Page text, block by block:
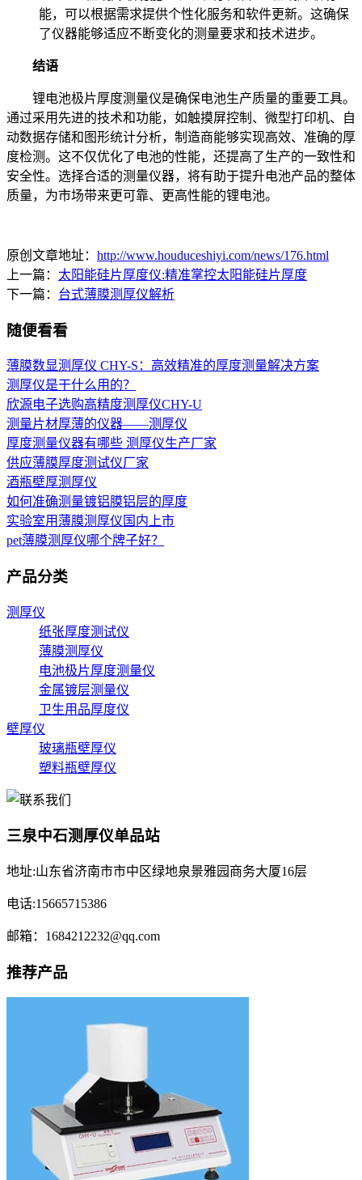
能，可以根据需求提供个性化服务和软件更新。这确保
了仪器能够适应不断变化的测量要求和技术进步。
结语
锂电池极片厚度测量仪是确保电池生产质量的重要工具。
通过采用先进的技术和功能，如触摸屏控制、微型打印机、自
动数据存储和图形统计分析，制造商能够实现高效、准确的厚
度检测。这不仅优化了电池的性能，还提高了生产的一致性和
安全性。选择合适的测量仪器，将有助于提升电池产品的整体
质量，为市场带来更可靠、更高性能的锂电池。
原创文章地址： http://www.houduceshiyi.com/news/176.html
上一篇： 太阳能硅片厚度仪:精准掌控太阳能硅片厚度
下一篇： 台式薄膜测厚仪解析
随便看看
薄膜数显测厚仪 CHY-S：高效精准的厚度测量解决方案
测厚仪是干什么用的？
欣源电子选购高精度测厚仪CHY-U
测量片材厚薄的仪器——测厚仪
厚度测量仪器有哪些 测厚仪生产厂家
供应薄膜厚度测试仪厂家
酒瓶壁厚测厚仪
如何准确测量镀铝膜铝层的厚度
实验室用薄膜测厚仪国内上市
pet薄膜测厚仪哪个牌子好？
产品分类
测厚仪
纸张厚度测试仪
薄膜测厚仪
电池极片厚度测量仪
金属镀层测量仪
卫生用品厚度仪
壁厚仪
玻璃瓶壁厚仪
塑料瓶壁厚仪
三泉中石测厚仪单品站
地址:山东省济南市市中区绿地泉景雅园商务大厦16层
电话:15665715386
邮箱：1684212232@qq.com
推荐产品